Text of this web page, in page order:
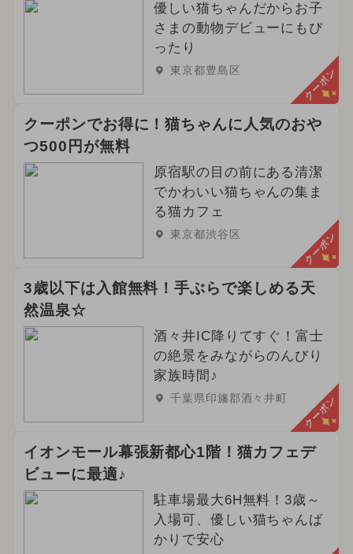
優しい猫ちゃんだからお子
さまの動物デビューにもぴ
ったり
東京都豊島区 クーポン
クーポンでお得に！猫ちゃんに人気のおや
つ500円が無料
原宿駅の目の前にある清潔
でかわいい猫ちゃんの集ま
る猫カフェ
東京都渋谷区 クーポン
3歳以下は入館無料！手ぶらで楽しめる天
然温泉☆
酒々井IC降りてすぐ！富士
の絶景をみながらのんびり
家族時間♪
千葉県印旛郡酒々井町 クーポン
イオンモール幕張新都心1階！猫カフェデ
ビューに最適♪
駐車場最大6H無料！3歳～
入場可、優しい猫ちゃんば
かりで安心